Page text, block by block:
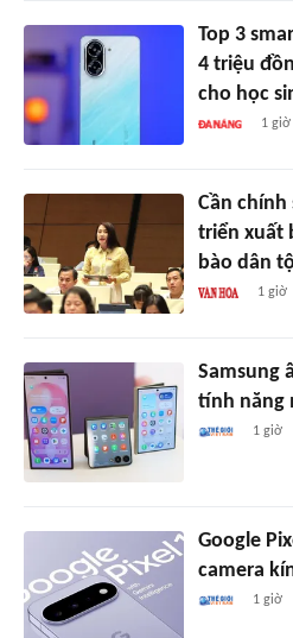
Top 3
4 triệu
cho học
1 giờ
Cần
triển xuất
bào dân
1 giờ
Samsung
tính năng
1 giờ
Google
camera
1 giờ